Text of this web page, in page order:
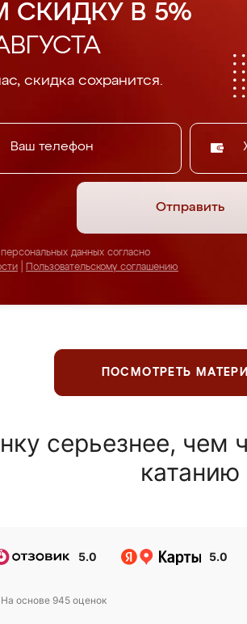
СКИДКУ В 5%
скидка сохранится.
Отправить
данных согласно
Пользовательскому соглашению
ПОСМОТРЕТЬ
серьезнее, чем
катанию
5.0 5.0
На основе 945 оценок